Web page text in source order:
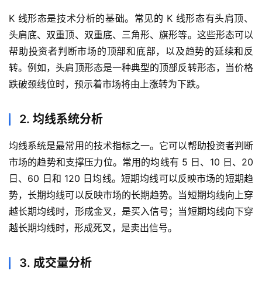
内
盘
期
货
期
货
指
期
货
指
K 线形态是技术分析的基础。常见的 K 线形态有头肩顶、
头肩底、双重顶、双重底、三角形、旗形等。这些形态可以
帮助投资者判断市场的顶部和底部，以及趋势的延续和反
转。例如，头肩顶形态是一种典型的顶部反转形态，当价格
跌破颈线位时，预示着市场将由上涨转为下跌。
2. 均线系统分析
均线系统是最常用的技术指标之一。它可以帮助投资者判断
市场的趋势和支撑压力位。常用的均线有 5 日、10 日、20
日、60 日和 120 日均线。短期均线可以反映市场的短期趋
势，长期均线可以反映市场的长期趋势。当短期均线向上穿
越长期均线时，形成金叉，是买入信号；当短期均线向下穿
越长期均线时，形成死叉，是卖出信号。
3. 成交量分析